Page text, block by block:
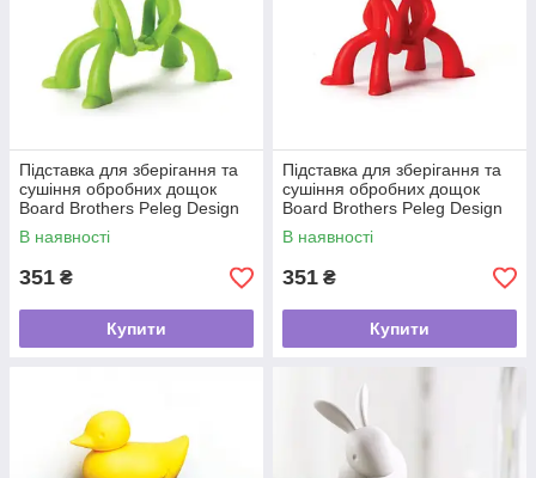
Підставка для зберігання та
сушіння обробних дощок
Board Brothers Peleg Design
(зелена)
В наявності
351 ₴
Купити
Підставка для зберігання та
сушіння обробних дощок
Board Brothers Peleg Design
(червона)
В наявності
351 ₴
Купити